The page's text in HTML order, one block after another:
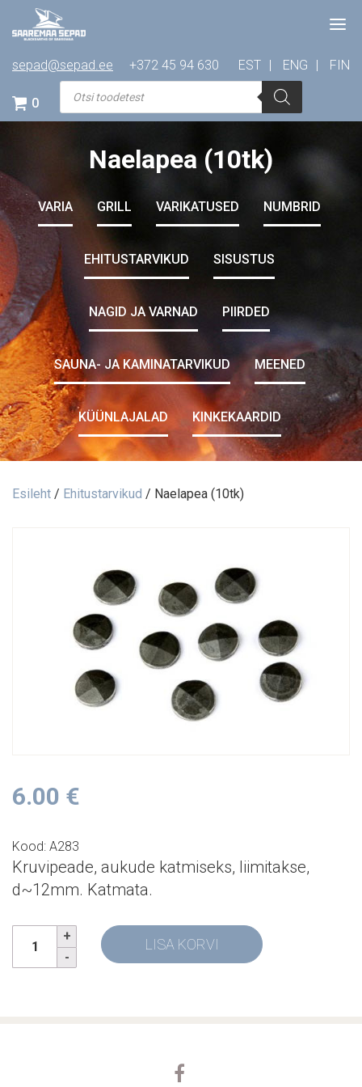
sepad@sepad.ee +372 45 94 630 EST ENG
FIN
Products
search
0
Naelapea (10tk)
VARIA GRILL VARIKATUSED NUMBRID
EHITUSTARVIKUD SISUSTUS
NAGID JA VARNAD PIIRDED
SAUNA- JA KAMINATARVIKUD MEENED
KÜÜNLAJALAD KINKEKAARDID
Esileht / Ehitustarvikud / Naelapea (10tk)
6.00 €
Kood: A283
Kruvipeade, aukude katmiseks, liimitakse,
d~12mm. Katmata.
LISA KORVI